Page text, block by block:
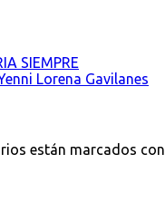
SIEMPRE
Lorena Gavilanes
están marcados con